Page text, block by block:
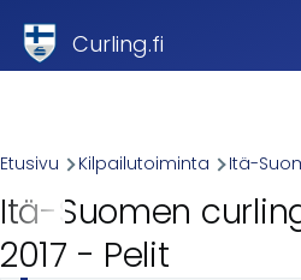
Curling.fi
Breadcrumb
Etusivu Kilpailutoiminta Itä-
Itä-Suomen
2017 - Pelit